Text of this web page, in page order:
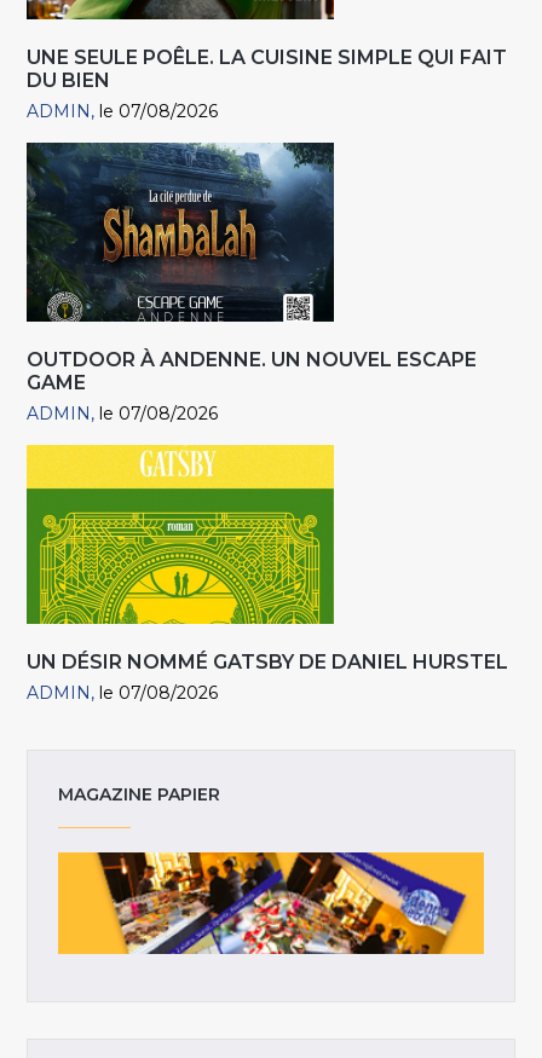
UNE SEULE POÊLE. LA CUISINE SIMPLE QUI FAIT
DU BIEN
ADMIN le 07/08/2026
OUTDOOR À ANDENNE. UN NOUVEL ESCAPE
GAME
ADMIN le 07/08/2026
UN DÉSIR NOMMÉ GATSBY DE DANIEL HURSTEL
ADMIN le 07/08/2026
MAGAZINE PAPIER